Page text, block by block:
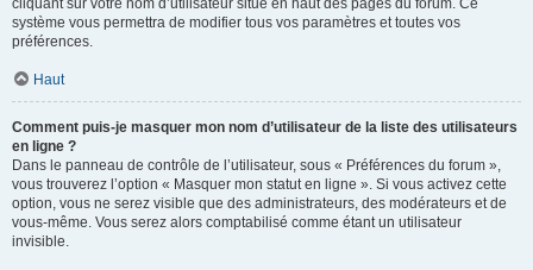
cliquant sur votre nom d’utilisateur situé en haut des pages du forum. Ce
système vous permettra de modifier tous vos paramètres et toutes vos
préférences.
Haut
Comment puis-je masquer mon nom d’utilisateur de la liste des utilisateurs
en ligne ?
Dans le panneau de contrôle de l’utilisateur, sous « Préférences du forum »,
vous trouverez l’option « Masquer mon statut en ligne ». Si vous activez cette
option, vous ne serez visible que des administrateurs, des modérateurs et de
vous-même. Vous serez alors comptabilisé comme étant un utilisateur
invisible.